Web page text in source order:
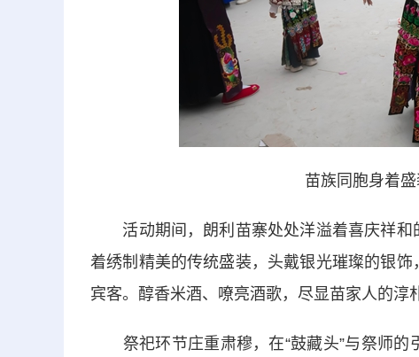
苗族同胞身着
活动期间，朗利苗寨处处洋溢着喜庆祥和
着绣制精美的传统盛装，头戴银光璀璨的银
宾客。醇香米酒、嘹亮酒歌，尽显苗家人的淳
祭祀环节庄重肃穆，在“鼓藏头”与祭师的